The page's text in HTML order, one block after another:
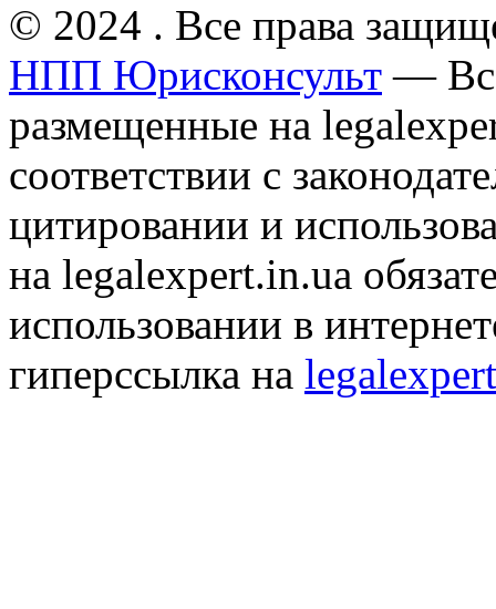
© 2024 . Все права
НПП Юрисконсульт —
размещенные на
соответствии с
цитировании и
на legalexpert.in.ua
использовании в
гиперссылка на